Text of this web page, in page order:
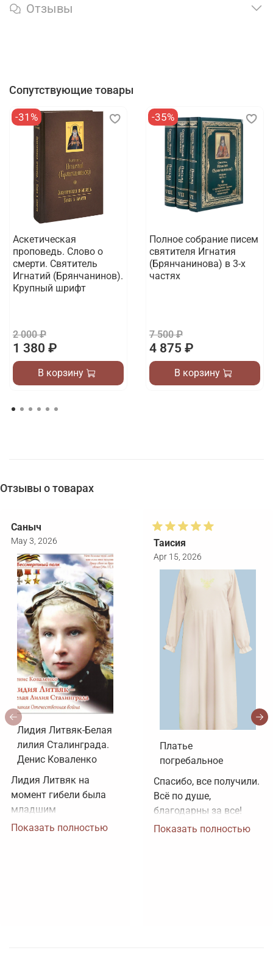
Отзывы
Сопутствующие товары
-31%
Аскетическая
проповедь. Слово о
смерти. Святитель
Игнатий (Брянчанинов).
Крупный шрифт
2 000 ₽
1 380 ₽
В корзину
-35%
Полное собрание писем
святителя Игнатия
(Брянчанинова) в 3-х
частях
7 500 ₽
4 875 ₽
В корзину
Отзывы о товарах
Саныч
May 3, 2026
Лидия Литвяк-Белая
лилия Сталинграда.
Денис Коваленко
Лидия Литвяк на
момент гибели была
младшим
лейтенантом.
Показать полностью
Таисия
Apr 15, 2026
Платье
погребальное
Спасибо, все получили.
Всё по душе,
благодарны за все!
Показать полностью